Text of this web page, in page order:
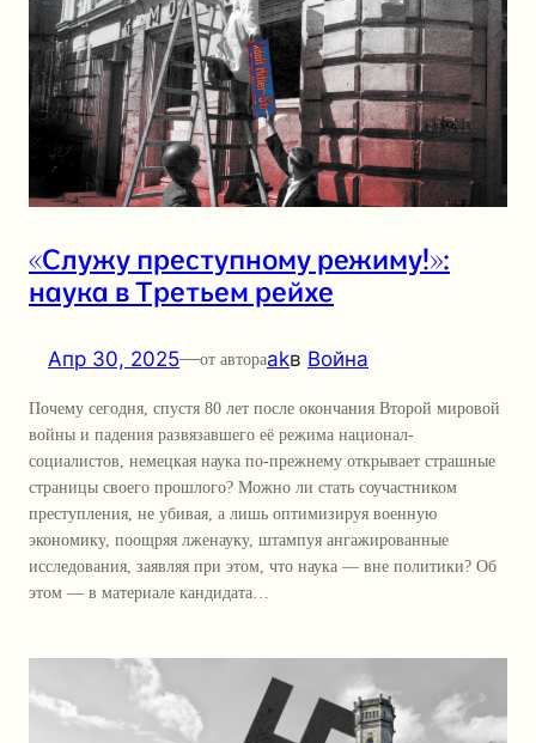
«Служу преступному режиму!»:
наука в Третьем рейхе
Апр 30, 2025—от автораakв Война
Почему сегодня, спустя 80 лет после окончания Второй мировой
войны и падения развязавшего её режима национал-
социалистов, немецкая наука по-прежнему открывает страшные
страницы своего прошлого? Можно ли стать соучастником
преступления, не убивая, а лишь оптимизируя военную
экономику, поощряя лженауку, штампуя ангажированные
исследования, заявляя при этом, что наука — вне политики? Об
этом — в материале кандидата…